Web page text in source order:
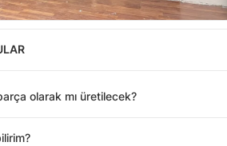
olarak mı üretilecek?